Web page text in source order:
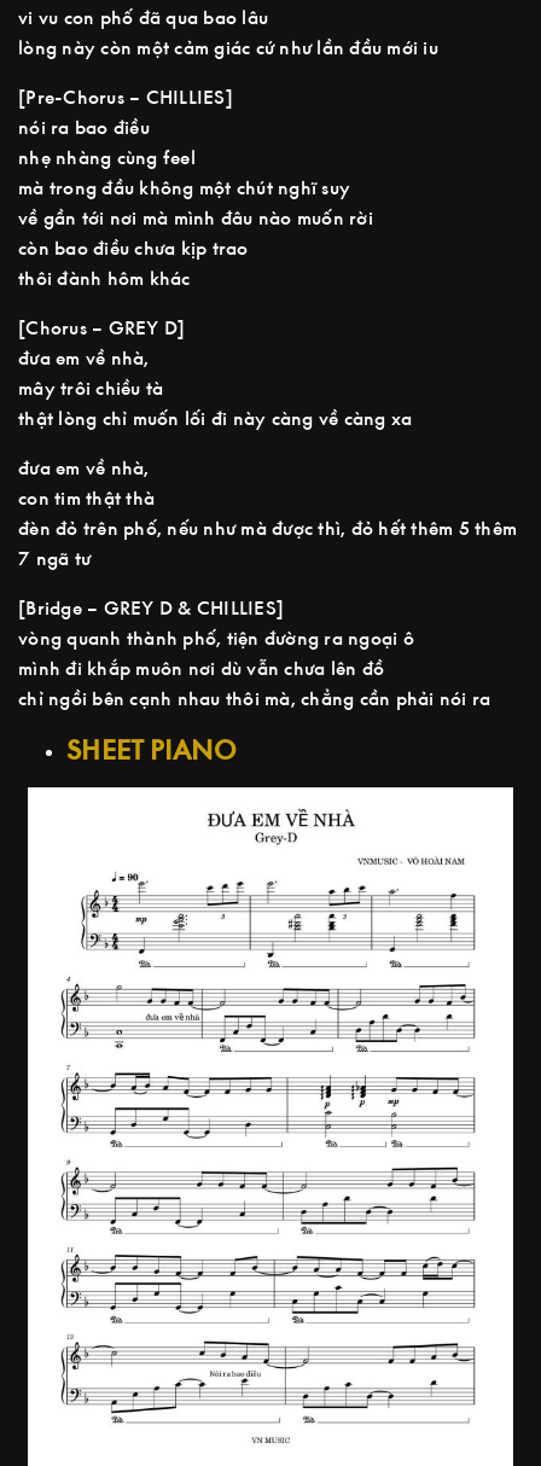
vi vu con phố đã qua bao lâu
lòng này còn một cảm giác cứ như lần đầu mới iu
[Pre-Chorus – CHILLIES]
nói ra bao điều
nhẹ nhàng cùng feel
mà trong đầu không một chút nghĩ suy
về gần tới nơi mà mình đâu nào muốn rời
còn bao điều chưa kịp trao
thôi đành hôm khác
[Chorus – GREY D]
đưa em về nhà,
mây trôi chiều tà
thật lòng chỉ muốn lối đi này càng về càng xa
đưa em về nhà,
con tim thật thà
đèn đỏ trên phố, nếu như mà được thì, đỏ hết thêm 5 thêm
7 ngã tư
[Bridge – GREY D & CHILLIES]
vòng quanh thành phố, tiện đường ra ngoại ô
mình đi khắp muôn nơi dù vẫn chưa lên đồ
chỉ ngồi bên cạnh nhau thôi mà, chẳng cần phải nói ra
SHEET PIANO